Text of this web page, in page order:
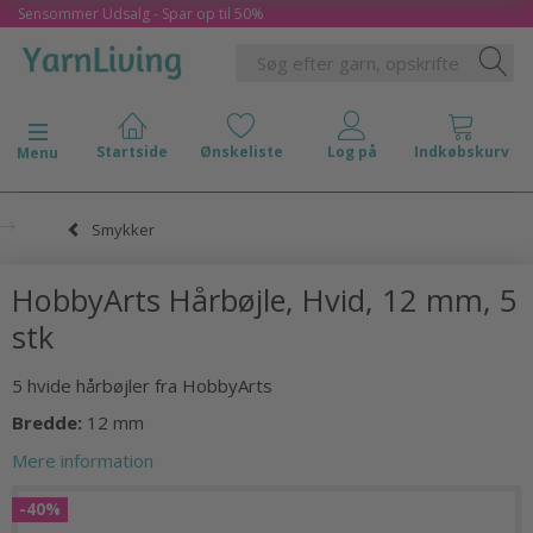
Sensommer Udsalg - Spar op til 50%
Skifte navigation
Menu
Smykker
HobbyArts Hårbøjle, Hvid, 12 mm, 5
stk
5 hvide hårbøjler fra HobbyArts
Bredde: 12 mm
Mere information
-40%